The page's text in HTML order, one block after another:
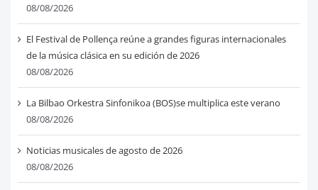
08/08/2026
El Festival de Pollença reúne a grandes figuras internacionales
de la música clásica en su edición de 2026
08/08/2026
La Bilbao Orkestra Sinfonikoa (BOS)se multiplica este verano
08/08/2026
Noticias musicales de agosto de 2026
08/08/2026